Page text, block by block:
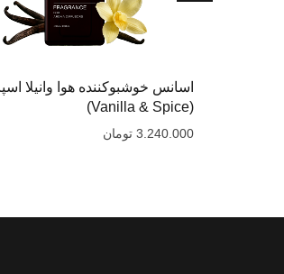
اسانس خوشبوکننده هوا وانیلا
(Vanilla & Spice)
3.240.000 تومان